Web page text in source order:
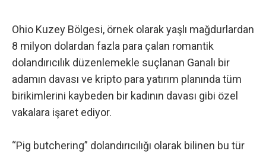
Ohio Kuzey Bölgesi, örnek olarak yaşlı mağdurlardan
8 milyon dolardan fazla para çalan romantik
dolandırıcılık düzenlemekle suçlanan Ganalı bir
adamın davası ve kripto para yatırım planında tüm
birikimlerini kaybeden bir kadının davası gibi özel
vakalara işaret ediyor.
“Pig butchering” dolandırıcılığı olarak bilinen bu tür